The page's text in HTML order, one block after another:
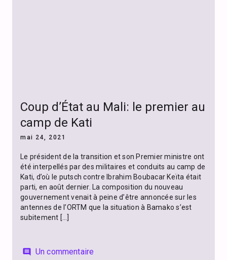
Coup d’État au Mali: le premier au
camp de Kati
mai 24, 2021
Le président de la transition et son Premier ministre ont
été interpellés par des militaires et conduits au camp de
Kati, d’où le putsch contre Ibrahim Boubacar Keïta était
parti, en août dernier. La composition du nouveau
gouvernement venait à peine d’être annoncée sur les
antennes de l’ORTM que la situation à Bamako s’est
subitement […]
comment Un commentaire